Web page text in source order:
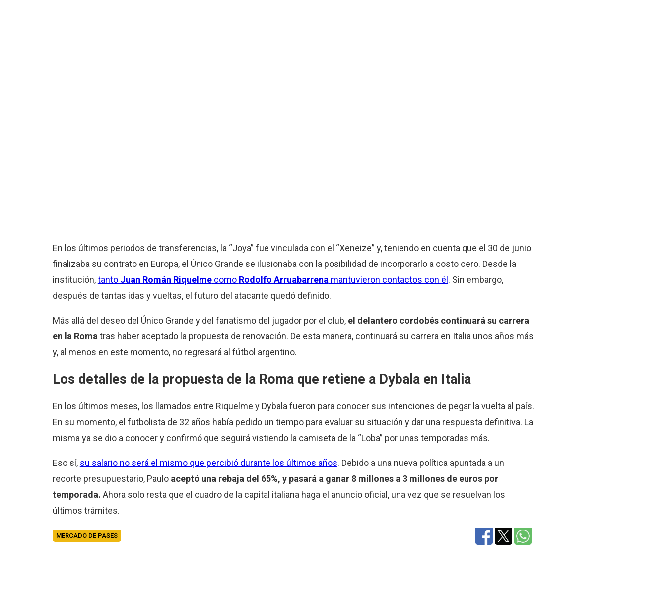
En los últimos periodos de transferencias, la “Joya” fue vinculada con el “Xeneize” y, teniendo en cuenta que el 30 de junio
finalizaba su contrato en Europa, el Único Grande se ilusionaba con la posibilidad de incorporarlo a costo cero. Desde la
institución,tanto Juan Román Riquelmecomo Rodolfo Arruabarrena mantuvieron contactos con él. Sin embargo,
después de tantas idas y vueltas, el futuro del atacante quedó definido.
Más allá del deseo del Único Grande y del fanatismo del jugador por el club, el delantero cordobés continuará su carrera
en la Roma tras haber aceptado la propuesta de renovación. De esta manera, continuará su carrera en Italia unos años más
y, al menos en este momento, no regresará al fútbol argentino.
Los detalles de la propuesta de la Roma que retiene a Dybala en Italia
En los últimos meses, los llamados entre Riquelme y Dybala fueron para conocer sus intenciones de pegar la vuelta al país.
En su momento, el futbolista de 32 años había pedido un tiempo para evaluar su situación y dar una respuesta definitiva. La
misma ya se dio a conocer y confirmó que seguirá vistiendo la camiseta de la “Loba” por unas temporadas más.
Eso sí, su salario no será el mismo que percibió durante los últimos años. Debido a una nueva política apuntada a un
recorte presupuestario, Paulo aceptó una rebaja del 65%, y pasará a ganar 8 millones a 3 millones de euros por
temporada. Ahora solo resta que el cuadro de la capital italiana haga el anuncio oficial, una vez que se resuelvan los
últimos trámites.
MERCADO DE PASES